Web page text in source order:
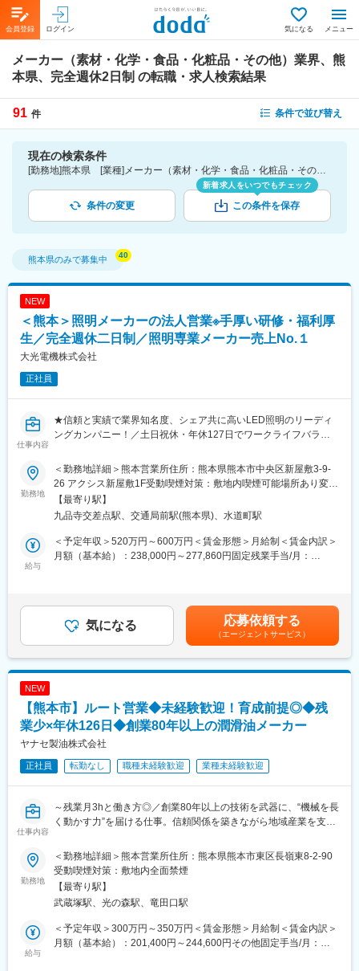
会員登録 ログイン 気になる メニュー
メーカー（素材・化学・食品・化粧品・その他）業界、熊
本県、完全週休2日制 の転職・求人検索結果
91 件 条件で並び替え
現在の検索条件
[勤務地]熊本県 [業種]メーカー（素材・化学・食品・化粧品・その他）業界 [こだわり条件ピックアップ]完全週休2日制 [詳細条件](休日・働き方)完全週休2日制
条件の変更
新着求人をいつでもチェック
この条件を保存
熊本県のみで募集中
NEW
＜熊本＞照明メーカーの法人営業※手厚い研修・福利厚
生／完全週休二日制／照明専業メーカー売上No.１
大光電機株式会社
正社員
仕事内容
★信頼と実績で業界知名度、シェア共に高いLED照明のリーディ
ングカンパニー！／土日祝休・年休127日でワークライフバラン
■職務概要：
照明メーカーでトップシェアを誇る同社の営業担当として、主に
既存顧客への営業活動をお任せします。
《 具体的には》
・店舗や施設・住宅などの照明プランの打合せ
・施工現場でのライティング調整 など
☆お客様の理想の空間をカタチにすることがミッションとなりま
ル＆リゾート名城ビーチ、資生堂福岡久留米工場、その他住宅展
示場、個人住宅 等
入社後は「照明業界」や「会社概要」等、共通のコンテンツで会
しています。
また配属先では、先輩営業との同行を通じて実践的な現場対応を
■働き方
週休二日制(土日)祝日、年休127日とワークライフバランスを保っ
て働ける環境です。
度あり)
ライフイベントへの支援も充実しており社員の育児休業からの復
勤務地
＜勤務地詳細＞熊本営業所住所：熊本県熊本市中央区新屋敷3-9-
26 アクシス新屋敷1F受動喫煙対策：敷地内喫煙可能場所あり変更
の範囲：会社の定める事業所
【最寄り駅】
九品寺交差点駅、交通局前駅(熊本県)、水道町駅
給与
＜予定年収＞520万円～600万円＜賃金形態＞月給制＜賃金内訳＞
月額（基本給）：238,000円～277,860円固定残業手当/月：
定残業超過分は支給・賞与年3回(夏・冬・期末一時金) 賃金はあく
までも目安の金額であり、選考を通じて上下する可能性がありま
す。月給(月額)は固定手当を含めた表記です。
気になる 応募依頼する
（エージェントサービス）
NEW
【熊本市】ルート営業◆未経験歓迎！育成前提◎◆残
業少×年休126日◆創業80年以上の潤滑油メーカー
ヤナセ製油株式会社
正社員 転勤なし 職種未経験歓迎 業種未経験歓迎
仕事内容
～残業月3hと働き方◎／創業80年以上の技術を武器に、“機械を長
く動かす力”を届ける仕事。信頼関係を築きながら地域産業を支え
■業務内容：当社は創業80年以上の潤滑油メーカーです。主に
JA、農業機械販売店等に対し当社の潤滑油製品のルート営業をお
任せいたします。
＜「潤滑油」とは？＞
物が動く時に発生する摩擦を軽減させるために用いる油を指しま
勤務地
＜勤務地詳細＞熊本営業所住所：熊本県熊本市東区長嶺東8-2-90
受動喫煙対策：敷地内全面禁煙
【最寄り駅】
武蔵塚駅、光の森駅、竜田口駅
給与
＜予定年収＞300万円～350万円＜賃金形態＞月給制＜賃金内訳＞
月額（基本給）：201,400円～244,600円その他固定手当/月：